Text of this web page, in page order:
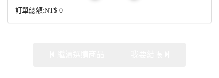
訂單總額:NT$ 0